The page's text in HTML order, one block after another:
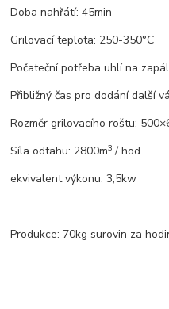
Doba nahřátí: 45min
Grilovací teplota: 250-350°C
Počateční potřeba uhlí na
Přibližný čas pro dodání další
Rozměr grilovacího roštu:
Síla odtahu: 2800m3 / hod
ekvivalent výkonu: 3,5kw
Produkce: 70kg surovin za